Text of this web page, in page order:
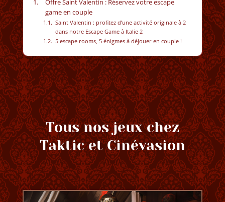
Offre Saint Valentin : Réservez votre escape
game en couple
Saint Valentin : profitez d’une activité originale à 2
dans notre Escape Game à Italie 2
5 escape rooms, 5 énigmes à déjouer en couple !
Tous nos jeux chez
Taktic et Cinévasion